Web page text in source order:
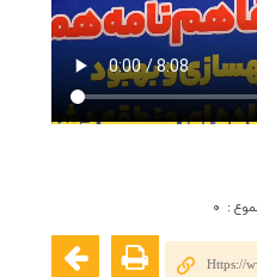
: ۰
Https://